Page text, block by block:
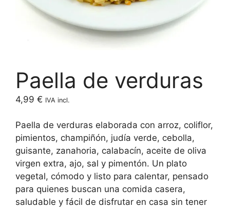
Paella de verduras
4,99 € IVA incl.
Paella de verduras elaborada con arroz, coliflor,
pimientos, champiñón, judía verde, cebolla,
guisante, zanahoria, calabacín, aceite de oliva
virgen extra, ajo, sal y pimentón. Un plato
vegetal, cómodo y listo para calentar, pensado
para quienes buscan una comida casera,
saludable y fácil de disfrutar en casa sin tener